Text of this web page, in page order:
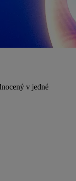
v jedné